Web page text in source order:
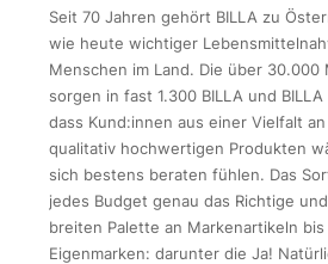
Seit 70 Jahren gehört BILLA zu
wie heute wichtiger
Menschen im Land. Die über 30.000
sorgen in fast 1.300 BILLA und
dass Kund:innen aus einer Vielfalt
qualitativ hochwertigen Produkten
sich bestens beraten fühlen. Das
jedes Budget genau das Richtige
breiten Palette an Markenartikeln
Eigenmarken: darunter die Ja!